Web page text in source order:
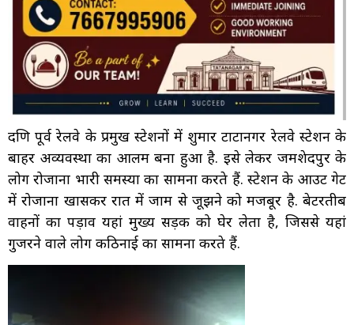
दक्षिण पूर्व रेलवे के प्रमुख स्टेशनों में शुमार टाटानगर रेलवे स्टेशन के
बाहर अव्यवस्था का आलम बना हुआ है. इसे लेकर जमशेदपुर के
लोग रोजाना भारी समस्या का सामना करते हैं. स्टेशन के आउट गेट
में रोजाना खासकर रात में जाम से जूझने को मजबूर है. बेटरतीब
वाहनों का पड़ाव यहां मुख्य सड़क को घेर लेता है, जिससे यहां
गुजरने वाले लोग कठिनाई का सामना करते हैं.